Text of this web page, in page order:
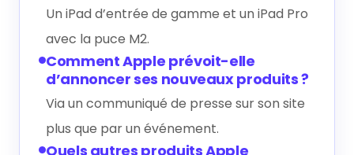
Un iPad d’entrée de gamme et un iPad Pro
avec la puce M2.
Comment Apple prévoit-elle
d’annoncer ses nouveaux produits ?
Via un communiqué de presse sur son site
plus que par un événement.
Quels autres produits Apple